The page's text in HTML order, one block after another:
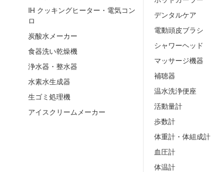
IH クッキングヒーター・電気コン
ロ
炭酸水メーカー
食器洗い乾燥機
浄水器・整水器
水素水生成器
生ゴミ処理機
アイスクリームメーカー
デンタルケア
電動頭皮ブラシ
シャワーヘッド
マッサージ機器
補聴器
温水洗浄便座
活動量計
歩数計
体重計・体組成計
血圧計
体温計